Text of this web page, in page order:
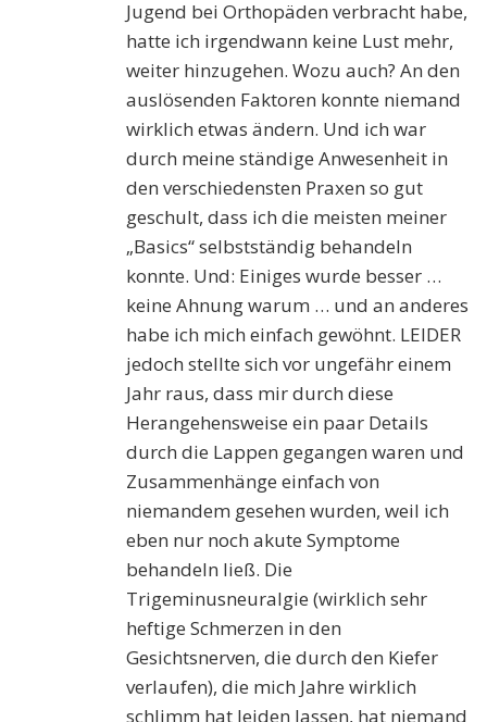
Jugend bei Orthopäden verbracht habe,
hatte ich irgendwann keine Lust mehr,
weiter hinzugehen. Wozu auch? An den
auslösenden Faktoren konnte niemand
wirklich etwas ändern. Und ich war
durch meine ständige Anwesenheit in
den verschiedensten Praxen so gut
geschult, dass ich die meisten meiner
„Basics“ selbstständig behandeln
konnte. Und: Einiges wurde besser …
keine Ahnung warum … und an anderes
habe ich mich einfach gewöhnt. LEIDER
jedoch stellte sich vor ungefähr einem
Jahr raus, dass mir durch diese
Herangehensweise ein paar Details
durch die Lappen gegangen waren und
Zusammenhänge einfach von
niemandem gesehen wurden, weil ich
eben nur noch akute Symptome
behandeln ließ. Die
Trigeminusneuralgie (wirklich sehr
heftige Schmerzen in den
Gesichtsnerven, die durch den Kiefer
verlaufen), die mich Jahre wirklich
schlimm hat leiden lassen, hat niemand